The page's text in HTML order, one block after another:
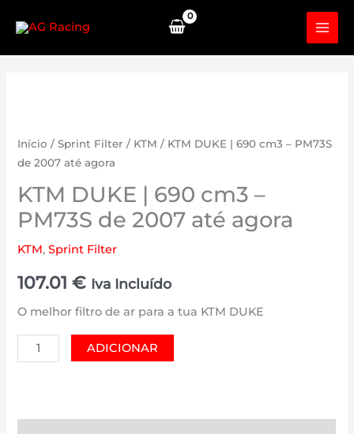
content
Início /Sprint Filter / KTM / KTM DUKE | 690 cm3 – PM73S
de 2007 até agora
KTM DUKE | 690 cm3 –
PM73S de 2007 até agora
KTM,Sprint Filter
107.01€ Iva Incluído
O melhor filtro de ar para a tua KTM DUKE
Quantidade
de
ADICIONAR